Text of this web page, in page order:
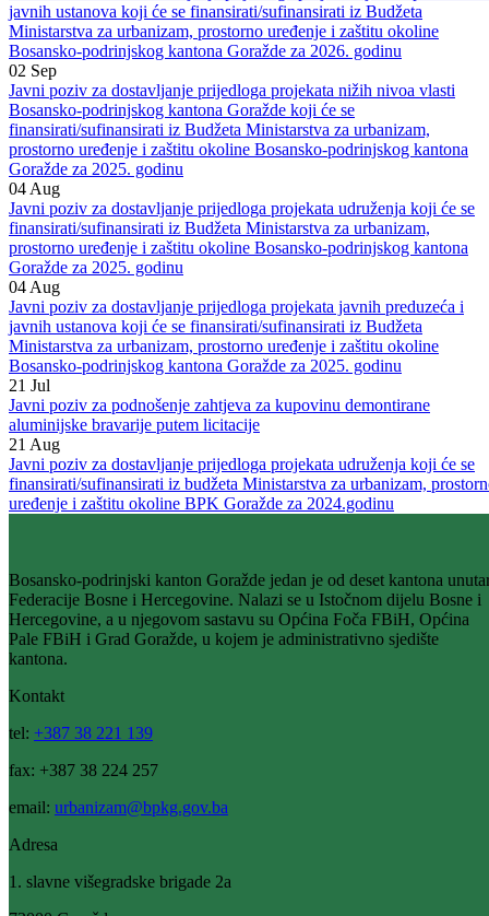
KonkursiVidi sve
05 May
JAVNI POZIV za dostavljanje prijedloga projekata javnih preduzeća
javnih ustanova koji će se finansirati/sufinansirati iz Budžeta
Ministarstva za urbanizam, prostorno uređenje i zaštitu okoline
Bosansko-podrinjskog kantona Goražde za 2026. godinu
02 Sep
Javni poziv za dostavljanje prijedloga projekata nižih nivoa vlasti
Bosansko-podrinjskog kantona Goražde koji će se
finansirati/sufinansirati iz Budžeta Ministarstva za urbanizam,
prostorno uređenje i zaštitu okoline Bosansko-podrinjskog kantona
Goražde za 2025. godinu
04Aug
Javni poziv za dostavljanje prijedloga projekata udruženja koji će se
finansirati/sufinansirati iz Budžeta Ministarstva za urbanizam,
prostorno uređenje i zaštitu okoline Bosansko-podrinjskog kantona
Goražde za 2025. godinu
04Aug
Javni poziv za dostavljanje prijedloga projekata javnih preduzeća i
javnih ustanova koji će se finansirati/sufinansirati iz Budžeta
Ministarstva za urbanizam, prostorno uređenje i zaštitu okoline
Bosansko-podrinjskog kantona Goražde za 2025. godinu
21 Jul
Javni poziv za podnošenje zahtjeva za kupovinu demontirane
aluminijske bravarije putem licitacije
21Aug